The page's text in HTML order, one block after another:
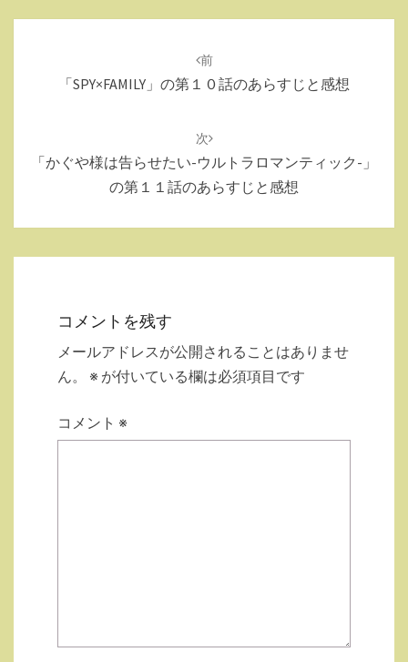
前
「SPY×FAMILY」の第１０話のあらすじと感想
次
「かぐや様は告らせたい-ウルトラロマンティック-」
の第１１話のあらすじと感想
コメントを残す
メールアドレスが公開されることはありませ
ん。
※ が付いている欄は必須項目です
コメント ※